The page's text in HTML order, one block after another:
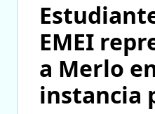
EMEI
a Merlo
instancia